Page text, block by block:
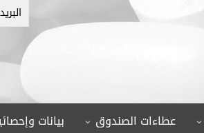
عطاءات الصندوق بيانات